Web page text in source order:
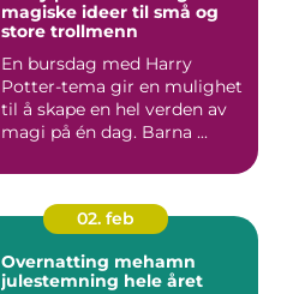
magiske ideer til små og
store trollmenn
En bursdag med Harry
Potter-tema gir en mulighet
til å skape en hel verden av
magi på én dag. Barna ...
02. feb
Overnatting mehamn
julestemning hele året